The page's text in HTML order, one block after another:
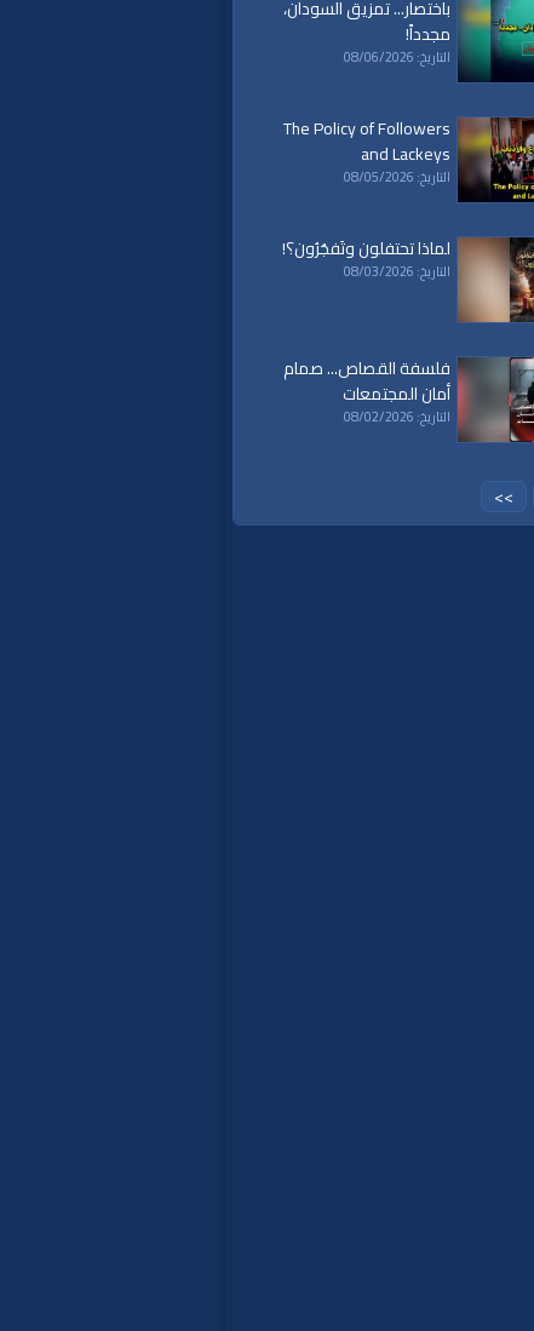
باختصار... تمزيق السودان،
مجدداً!
التاريخ: 08/06/2026
The Policy of Followers
and Lackeys
التاريخ: 08/05/2026
لماذا تحتفلون وتَفجُرُون؟!
التاريخ: 08/03/2026
فلسفة القصاص... صمام
أمان المجتمعات
التاريخ: 08/02/2026
>>